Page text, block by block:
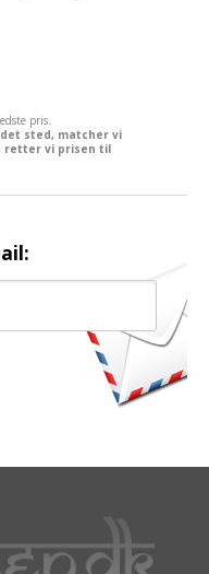
pris.
sted, matcher vi
retter vi prisen til